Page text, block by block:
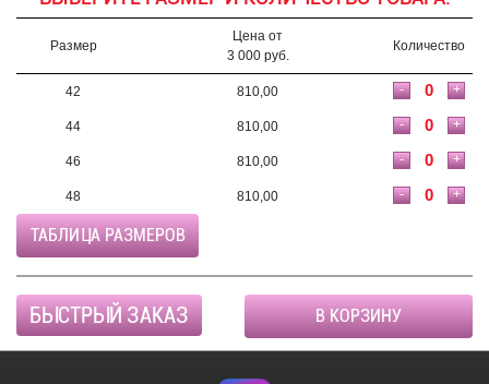
Размер
Цена от
3 000 руб.
Количество
42 810,00 +
-
44 810,00 +
-
46 810,00 +
-
48 810,00 +
-
ТАБЛИЦА РАЗМЕРОВ
БЫСТРЫЙ ЗАКАЗ В КОРЗИНУ